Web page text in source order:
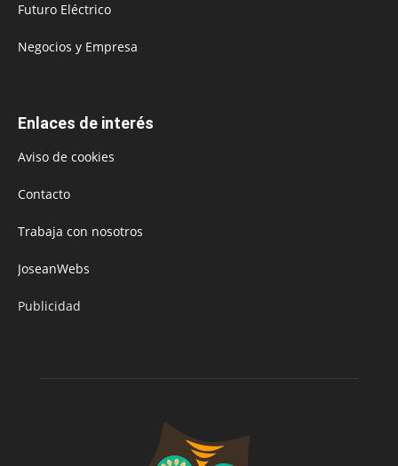
Futuro Eléctrico
Negocios y Empresa
Enlaces de interés
Aviso de cookies
Contacto
Trabaja con nosotros
JoseanWebs
Publicidad